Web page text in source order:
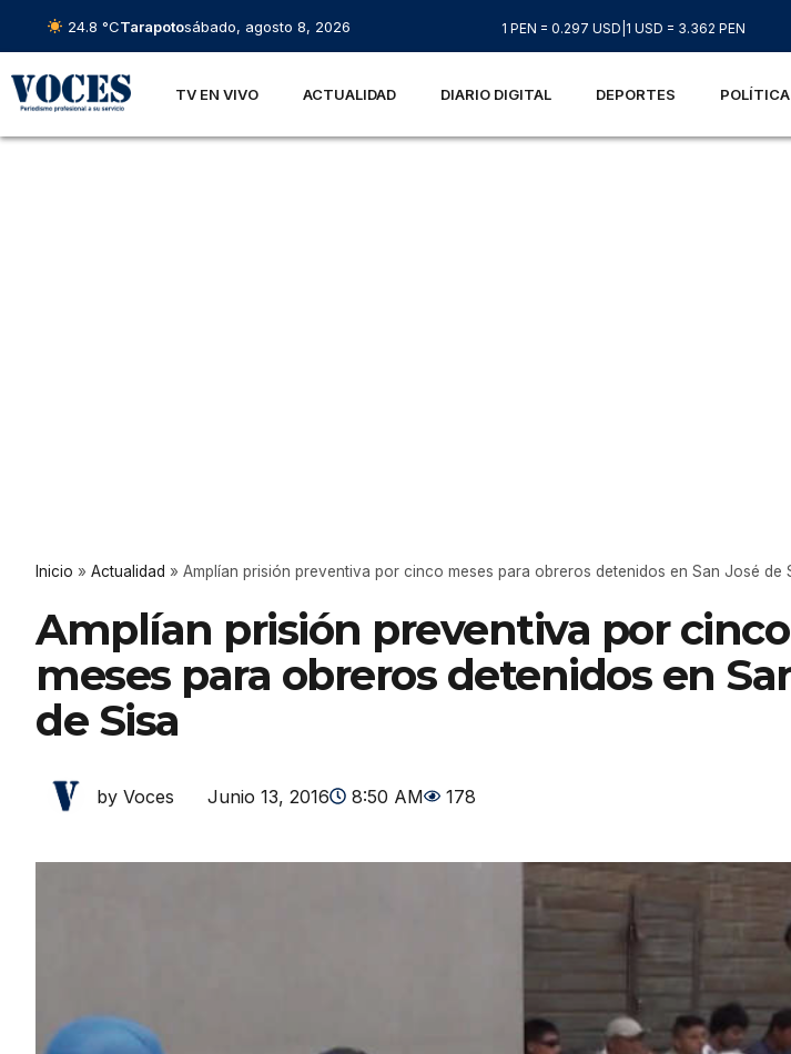
24.8 °CTarapotosábado, agosto 8, 2026 1 PEN = 0.297 USD 1 USD = 3.362 PEN
TV EN VIVO ACTUALIDAD DIARIO DIGITAL DEPORTES POLÍTICA
Inicio » Actualidad » Amplían prisión preventiva por cinco meses para obreros detenidos en San José de
Amplían prisión preventiva por cinco
meses para obreros detenidos en
de Sisa
by Voces Junio 13, 2016 8:50 AM 178